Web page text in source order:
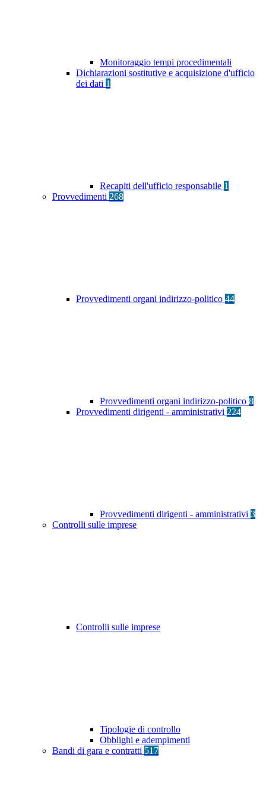
Monitoraggio tempi procedimentali
Dichiarazioni sostitutive e acquisizione d'ufficio
dei dati 1
Recapiti dell'ufficio responsabile 1
Provvedimenti 268
Provvedimenti organi indirizzo-politico 44
Provvedimenti organi indirizzo-politico 8
Provvedimenti dirigenti - amministrativi 224
Provvedimenti dirigenti - amministrativi 3
Controlli sulle imprese
Controlli sulle imprese
Tipologie di controllo
Obblighi e adempimenti
Bandi di gara e contratti 517